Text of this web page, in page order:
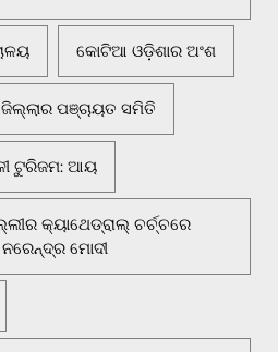
କୋଟିଆ ଓଡ଼ିଶାର ଅଂଶ
ପଞ୍ଚାୟତ ସମିତି
ଟୁରିଜମ: ଆୟ
କ୍ୟାଥେଡ୍ରାଲ୍ ଚର୍ଚ୍ଚରେ
ମୋଦୀ